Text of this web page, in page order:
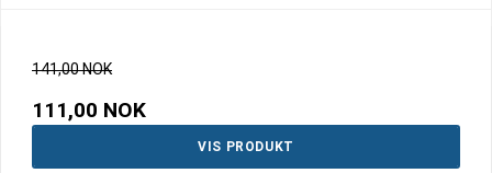
141,00 NOK
111,00 NOK
VIS PRODUKT